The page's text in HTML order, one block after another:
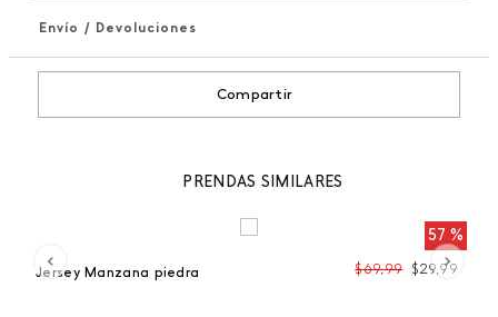
Envío / Devoluciones
Compartir
PRENDAS SIMILARES
57 %
Jersey Manzana piedra $69,99 $29,99